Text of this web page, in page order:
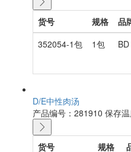
货号 规格 品
352054-1包
1包
D/E中性肉汤
产品编号：281910 保存
货号 规格